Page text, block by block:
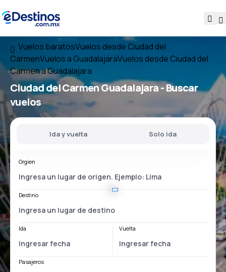
Vuelos baratosVuelos desde Ciudad del
CarmenVuelos a GuadalajaraVuelos desde Ciudad del
Carmen a Guadalajara
Ciudad del Carmen Guadalajara- Buscar
vuelos
Ida y vuelta Solo ida
Orgien
Destino
Ida Vuelta
Pasajeros